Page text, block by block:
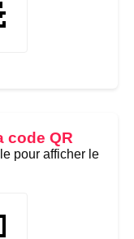
code QR
pour afficher le